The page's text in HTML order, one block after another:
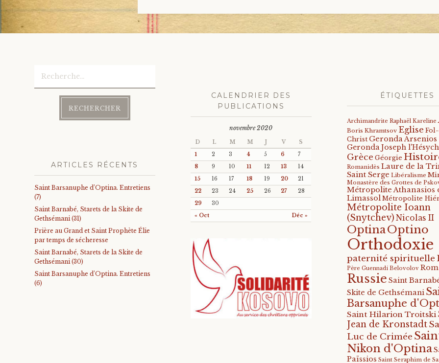
Rechercher :
ARTICLES RÉCENTS
Saint Barsanuphe d’Optina. Entretiens
(7)
Saint Barnabé, Starets de la Skite de
Gethsémani (31)
Prière au Grand et Saint Prophète Élie
par temps de sécheresse
Saint Barnabé, Starets de la Skite de
Gethsémani (30)
Saint Barsanuphe d’Optina. Entretiens
(6)
CALENDRIER DES
PUBLICATIONS
novembre 2020
D L M M J V S
« Oct Déc »
1 2 3 4 5 6
7
8
9 10 11 12 13
14
15
16 17 18 19 20
21
22
23 24 25 26 27
28
29
30
ÉTIQUETTES
Archimandrite Raphaël Kareline
Boris Khramtsov Eglise
Christ Geronda Arsenios
Geronda Joseph
Grèce Géorgie
Romanidès Laure de la
Saint Serge Libéralisme
Monastère des Grottes de
Métropolite Athanasios
Limassol Métropolite
Métropolite Ioann
(Snytchev) Nicolas II
OptinaOptino
Orthodoxie
paternité spirituelle
Père Guennadi Belovolov
Russie Saint
Skite de Gethsémani
Barsanuphe
Saint Hilarion Troitski
Jean de Kronstadt
Luc de Crimée
Nikon d'Optina
Païssios Saint Seraphim de